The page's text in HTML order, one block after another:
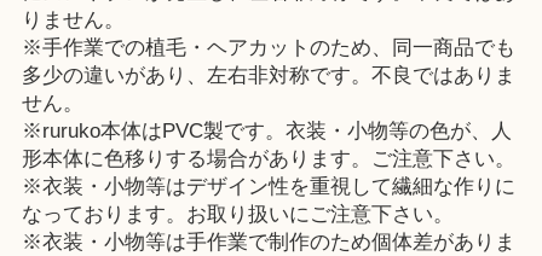
りません。
※手作業での植毛・ヘアカットのため、同一商品でも
多少の違いがあり、左右非対称です。不良ではありま
せん。
※ruruko本体はPVC製です。衣装・小物等の色が、人
形本体に色移りする場合があります。ご注意下さい。
※衣装・小物等はデザイン性を重視して繊細な作りに
なっております。お取り扱いにご注意下さい。
※衣装・小物等は手作業で制作のため個体差がありま